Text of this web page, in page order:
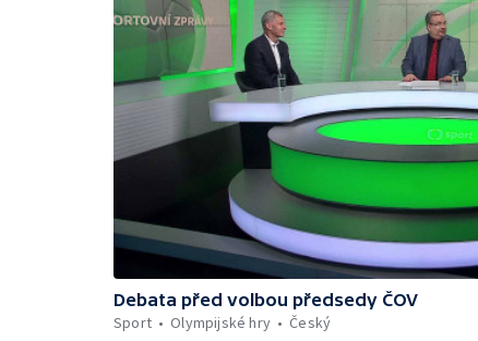
Debata před volbou předsedy ČOV
Sport
Olympijské hry Český